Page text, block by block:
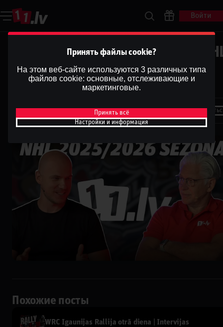
Войти
Ulvis Brože ar Valdi Valteru |
2025/2026 regulārā sezona
noslēgusies!
Обновлено 13 мая 2026 г.
Похожие посты
WRC Igaunijas Rallija otrā diena | Intervijas
Принять файлы cookie?
На этом веб-сайте используются 3 различных типа
файлов cookie: основные, отслеживающие и
маркетинговые.
Принять всё
Настройки и информация